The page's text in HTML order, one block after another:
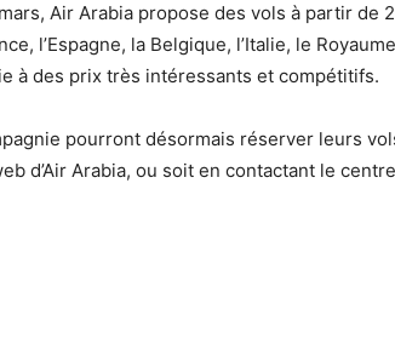
Air Arabia propose des vols à partir de
l’Espagne, la Belgique, l’Italie, le
à des prix très intéressants et compétitifs.
pourront désormais réserver leurs
d’Air Arabia, ou soit en contactant le